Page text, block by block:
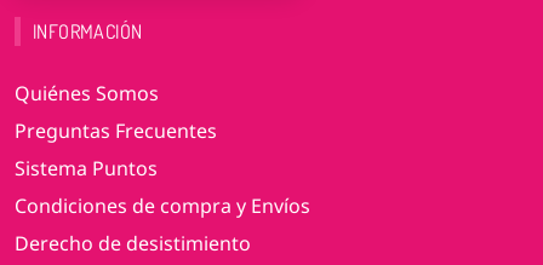
INFORMACIÓN
Quiénes Somos
Preguntas Frecuentes
Sistema Puntos
Condiciones de compra y Envíos
Derecho de desistimiento